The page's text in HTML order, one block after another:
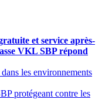
et service après-
VKL SBP répond
les environnements
protégeant contre les